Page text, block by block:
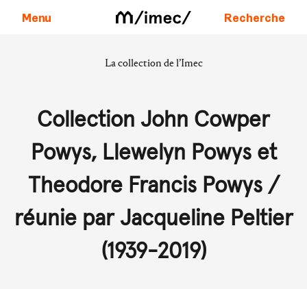
Menu Recherche
La collection de l’Imec
Collection John Cowper
Powys, Llewelyn Powys et
Theodore Francis Powys /
réunie par Jacqueline Peltier
(1939-2019)